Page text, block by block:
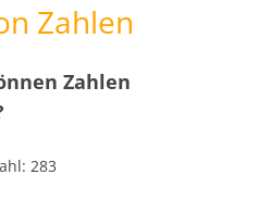
Zahlen
Zahlen
283